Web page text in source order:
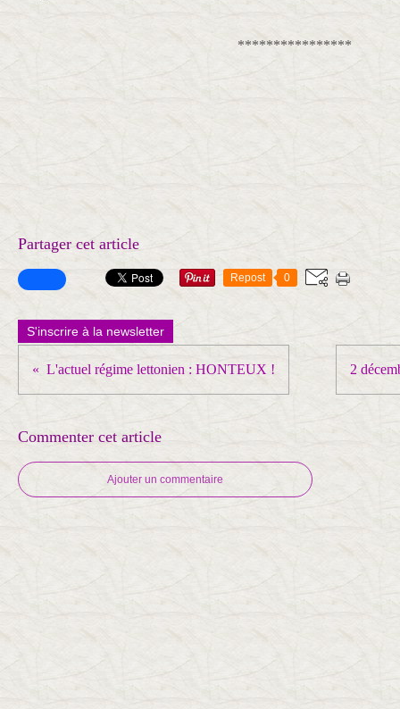
****************
Partager cet article
Repost 0
S'inscrire à la newsletter
L'actuel régime lettonien : HONTEUX ! 2
Commenter cet article
Ajouter un commentaire